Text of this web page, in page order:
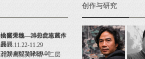
灿然天地——关广志艺术
展
2026.8.07-2026.9.06
洪耀弹线—2013北京展
2013.11.22-11.29
北京画院美术馆一二层
松窗采薇—溥心畬绘画作
品展
2013.10.25-11.20
创作与研究